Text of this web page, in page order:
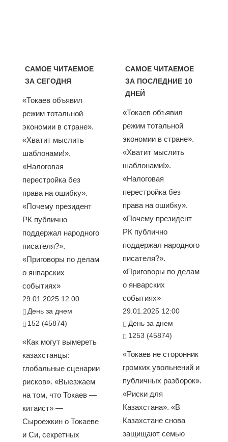
САМОЕ ЧИТАЕМОЕ
ЗА СЕГОДНЯ
«Токаев объявил
режим тотальной
экономии в стране».
«Хватит мыслить
шаблонами!».
«Налоговая
перестройка без
права на ошибку».
«Почему президент
РК публично
поддержал народного
писателя?».
«Приговоры по делам
о январских
событиях»
29.01.2025 12:00
День за днем
152 (45874)
«Как могут вымереть
казахстанцы:
глобальные сценарии
рисков». «Выезжаем
на том, что Токаев —
китаист» —
Сыроежкин о Токаеве
и Си, секретных
САМОЕ ЧИТАЕМОЕ
ЗА ПОСЛЕДНИЕ 10
ДНЕЙ
«Токаев объявил
режим тотальной
экономии в стране».
«Хватит мыслить
шаблонами!».
«Налоговая
перестройка без
права на ошибку».
«Почему президент
РК публично
поддержал народного
писателя?».
«Приговоры по делам
о январских
событиях»
29.01.2025 12:00
День за днем
1253 (45874)
«Токаев не сторонник
громких увольнений и
публичных разборок».
«Риски для
Казахстана». «В
Казахстане снова
защищают семью